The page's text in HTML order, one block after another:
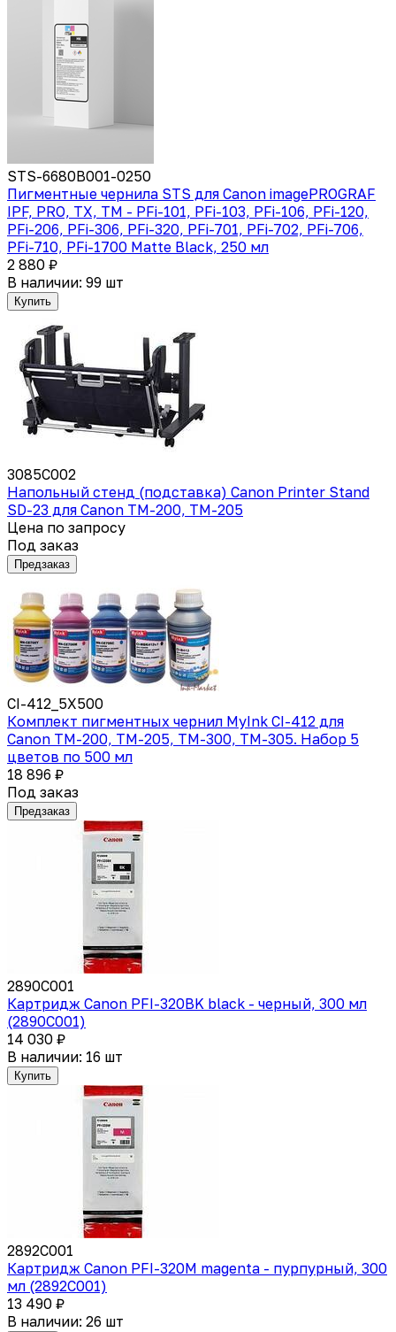
STS-6680B001-0250
Пигментные чернила STS для Canon imagePROGRAF
IPF, PRO, TX, TM - PFi-101, PFi-103, PFi-106, PFi-120,
PFi-206, PFi-306, PFi-320, PFi-701, PFi-702, PFi-706,
PFi-710, PFi-1700 Matte Black, 250 мл
2 880 ₽
В наличии: 99 шт
Купить
3085C002
Напольный стенд (подставка) Canon Printer Stand
SD-23 для Canon TM-200, TM-205
Цена по запросу
Под заказ
Предзаказ
CI-412_5X500
Комплект пигментных чернил MyInk CI-412 для
Canon TM-200, TM-205, TM-300, TM-305. Набор 5
цветов по 500 мл
18 896 ₽
Под заказ
Предзаказ
2890C001
Картридж Canon PFI-320BK black - черный, 300 мл
(2890C001)
14 030 ₽
В наличии: 16 шт
Купить
2892C001
Картридж Canon PFI-320M magenta - пурпурный, 300
мл (2892C001)
13 490 ₽
В наличии: 26 шт